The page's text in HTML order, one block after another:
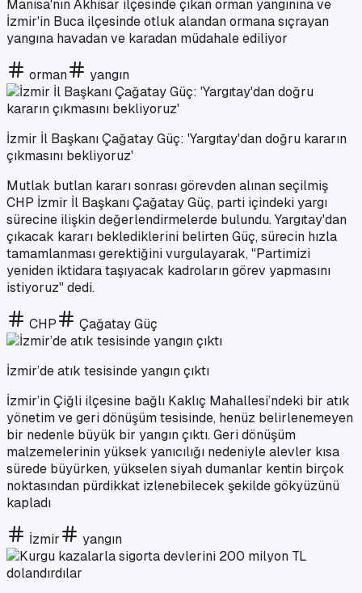
Manisa'nın Akhisar ilçesinde çıkan orman yangınına ve
İzmir'in Buca ilçesinde otluk alandan ormana sıçrayan
yangına havadan ve karadan müdahale ediliyor
orman yangın
İzmir İl Başkanı Çağatay Güç: 'Yargıtay'dan doğru kararın
çıkmasını bekliyoruz'
Mutlak butlan kararı sonrası görevden alınan seçilmiş
CHP İzmir İl Başkanı Çağatay Güç, parti içindeki yargı
sürecine ilişkin değerlendirmelerde bulundu. Yargıtay'dan
çıkacak kararı beklediklerini belirten Güç, sürecin hızla
tamamlanması gerektiğini vurgulayarak, "Partimizi
yeniden iktidara taşıyacak kadroların görev yapmasını
istiyoruz" dedi.
CHP Çağatay Güç
İzmir’de atık tesisinde yangın çıktı
İzmir’in Çiğli ilçesine bağlı Kaklıç Mahallesi’ndeki bir atık
yönetim ve geri dönüşüm tesisinde, henüz belirlenemeyen
bir nedenle büyük bir yangın çıktı. Geri dönüşüm
malzemelerinin yüksek yanıcılığı nedeniyle alevler kısa
sürede büyürken, yükselen siyah dumanlar kentin birçok
noktasından pürdikkat izlenebilecek şekilde gökyüzünü
kapladı
İzmir yangın